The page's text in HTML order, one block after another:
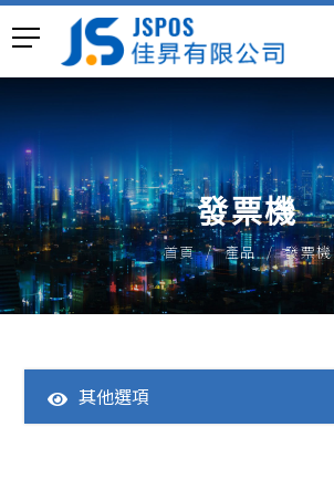
發票機
首頁 產品 發票機
其他選項
全部產品